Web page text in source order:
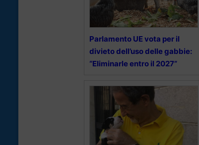
Parlamento UE vota per il
divieto dell’uso delle gabbie:
“Eliminarle entro il 2027”